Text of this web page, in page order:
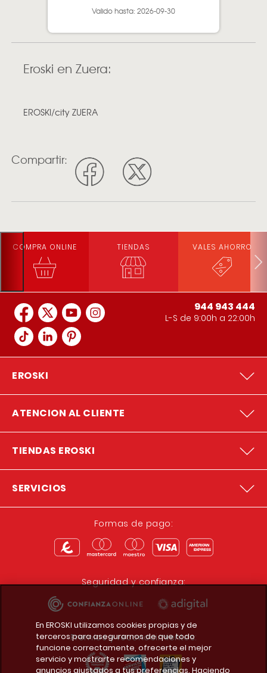
Valido hasta: 2026-09-30
Eroski en Zuera:
EROSKI/city ZUERA
Compartir:
COMPRA ONLINE TIENDAS VALES AHORRO
944 943 444
L-S de 9:00h a 22:00h
EROSKI
ATENCION AL CLIENTE
TIENDAS EROSKI
SERVICIOS
Formas de pago:
Seguridad y confianza:
Premios y reconocimientos:
En EROSKI utilizamos cookies propias y de
terceros para asegurarnos de que todo
funcione correctamente, ofrecerte el mejor
servicio y mostrarte recomendaciones y
anuncios ajustados a tus preferencias. Haciendo